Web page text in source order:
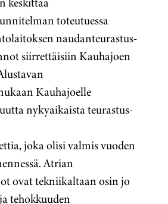
toteutuessa
naudanteurastus-
siirrettäisiin Kauhajoen
Alustavan
Kauhajoelle
nykyaikaista teurastus-
joka olisi valmis vuoden
Atrian
ovat tekniikaltaan osin jo
tehokkuuden